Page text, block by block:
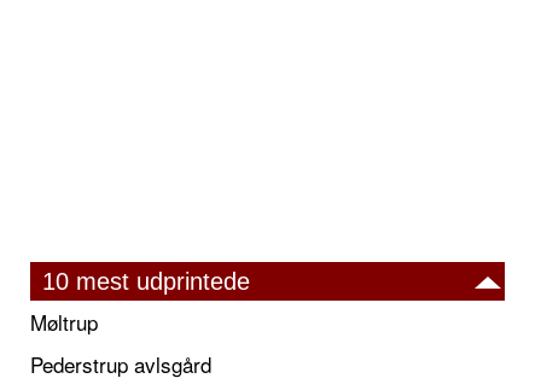
10 mest udprintede
Møltrup
Pederstrup avlsgård